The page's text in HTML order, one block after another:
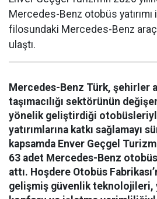
Mercedes-Benz otobüs yatırımı
filosundaki Mercedes-Benz
ulaştı.
Mercedes-Benz Türk, şehirler
taşımacılığı sektörünün
yönelik geliştirdiği
yatırımlarına katkı sağlamayı
kapsamda Enver Geçgel
63 adet Mercedes-Benz otobüs
attı. Hoşdere Otobüs
gelişmiş güvenlik teknolojileri,